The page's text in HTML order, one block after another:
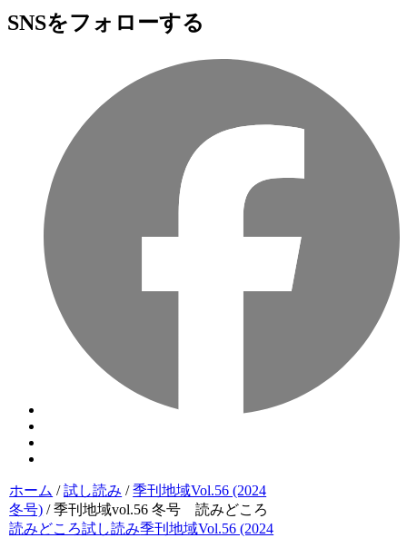
SNSをフォローする
ホーム / 試し読み / 季刊地域Vol.56 (2024
冬号) /季刊地域vol.56 冬号 読みどころ
読みどころ試し読み季刊地域Vol.56 (2024